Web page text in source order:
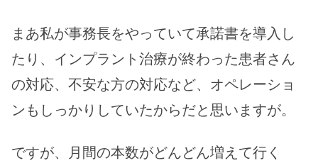
まあ私が事務長をやっていて承諾書を導入し
たり、インプラント治療が終わった患者さん
の対応、不安な方の対応など、オペレーショ
ンもしっかりしていたからだと思いますが。
ですが、月間の本数がどんどん増えて行く